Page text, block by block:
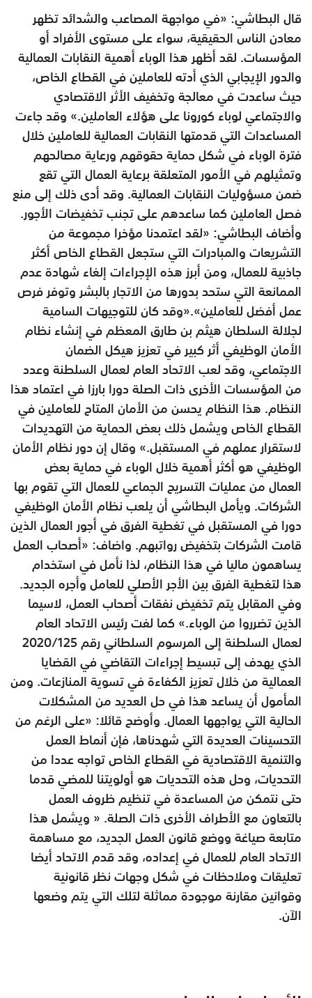
قال البطاشي: «في مواجهة المصاعب والشدائد تظهر
معادن الناس الحقيقية، سواء على مستوى الأفراد أو
المؤسسات. لقد أظهر هذا الوباء أهمية النقابات العمالية
والدور الإيجابي الذي أدته للعاملين في القطاع الخاص،
حيث ساعدت في معالجة وتخفيف الأثر الاقتصادي
والاجتماعي لوباء كورونا على هؤلاء العاملين.» وقد جاءت
المساعدات التي قدمتها النقابات العمالية للعاملين خلال
فترة الوباء في شكل حماية حقوقهم ورعاية مصالحهم
وتمثيلهم في الأمور المتعلقة برعاية العمال التي تقع
ضمن مسؤوليات النقابات العمالية. وقد أدى ذلك إلى منع
فصل العاملين كما ساعدهم على تجنب تخفيضات الأجور.
وأضاف البطاشي: «لقد اعتمدنا مؤخرا مجموعة من
التشريعات والمبادرات التي ستجعل القطاع الخاص أكثر
جاذبية للعمال، ومن أبرز هذه الإجراءات إلغاء شهادة عدم
الممانعة التي ستحد بدورها من الاتجار بالبشر وتوفر فرص
عمل أفضل للعاملين».«وقد كان للتوجيهات السامية
لجلالة السلطان هيثم بن طارق المعظم في إنشاء نظام
الأمان الوظيفي أثر كبير في تعزيز هيكل الضمان
الاجتماعي، وقد لعب الاتحاد العام لعمال السلطنة وعدد
من المؤسسات الأخرى ذات الصلة دورا بارزا في اعتماد هذا
النظام. هذا النظام يحسن من الأمان المتاح للعاملين في
القطاع الخاص ويشمل ذلك بعض الحماية من التهديدات
لاستقرار عملهم في المستقبل.» وقال إن دور نظام الأمان
الوظيفي هو أكثر أهمية خلال الوباء في حماية بعض
العمال من عمليات التسريح الجماعي للعمال التي تقوم بها
الشركات. ويأمل البطاشي أن يلعب نظام الأمان الوظيفي
دورا في المستقبل في تغطية الفرق في أجور العمال الذين
قامت الشركات بتخفيض رواتبهم. واضاف: «أصحاب العمل
يساهمون ماليا في هذا النظام، لذا نأمل في استخدام
هذا لتغطية الفرق بين الأجر الأصلي للعامل وأجره الجديد.
وفي المقابل يتم تخفيض نفقات أصحاب العمل، لاسيما
الذين تضرروا من الوباء.» كما لفت رئيس الاتحاد العام
لعمال السلطنة إلى المرسوم السلطاني رقم 125/‏‏‏2020
الذي يهدف إلى تبسيط إجراءات التقاضي في القضايا
العمالية من خلال تعزيز الكفاءة في تسوية المنازعات. ومن
المأمول أن يساعد هذا في حل العديد من المشكلات
الحالية التي يواجهها العمال. وأوضح قائلا: «على الرغم من
التحسينات العديدة التي شهدناها، فإن أنماط العمل
والتنمية الاقتصادية في القطاع الخاص تواجه عددا من
التحديات، وحل هذه التحديات هو أولويتنا للمضي قدما
حتى نتمكن من المساعدة في تنظيم ظروف العمل
بالتعاون مع الأطراف الأخرى ذات الصلة. « ويشمل هذا
متابعة صياغة ووضع قانون العمل الجديد، مع مساهمة
الاتحاد العام للعمال في إعداده، وقد قدم الاتحاد أيضا
تعليقات وملاحظات في شكل وجهات نظر قانونية
وقوانين مقارنة موجودة مماثلة لتلك التي يتم وضعها
الآن.